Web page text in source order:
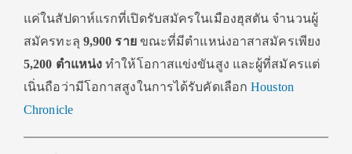
แค่ในสัปดาห์แรกที่เปิดรับสมัครในเมืองฮุสตัน จำนวนผู้
สมัครทะลุ 9,900 รายขณะที่มีตำแหน่งอาสาสมัครเพียง
5,200 ตำแหน่ง ทำให้โอกาสแข่งขันสูง และผู้ที่สมัครแต่
เนิ่นถือว่ามีโอกาสสูงในการได้รับคัดเลือกHouston
Chronicle